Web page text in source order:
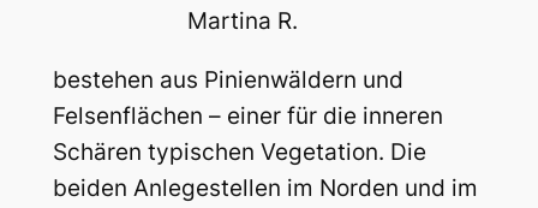
Martina R.
bestehen aus Pinienwäldern und
Felsenflächen – einer für die inneren
Schären typischen Vegetation. Die
beiden Anlegestellen im Norden und im